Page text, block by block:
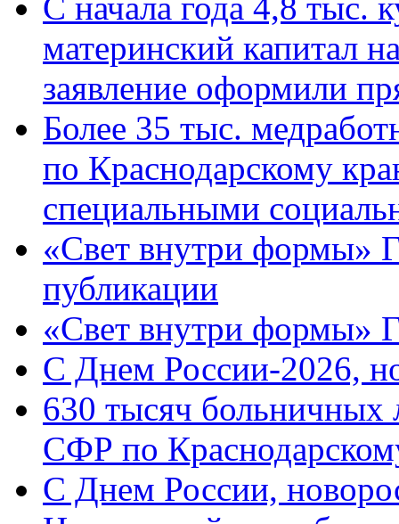
С начала года 4,8 тыс.
материнский капитал
заявление оформили
Более 35 тыс.
по Краснодарскому
специальными
«Свет внутри формы»
публикации
«Свет внутри формы»
C Днем России-2026,
630 тысяч больничных
СФР по
C Днем России,